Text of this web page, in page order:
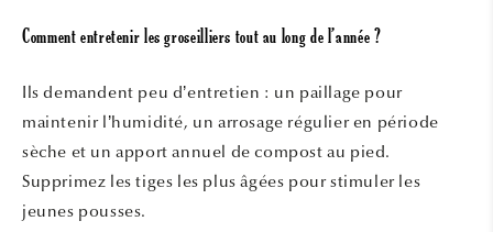
Comment entretenir les groseilliers tout au long de l’année ?
Ils demandent peu d’entretien : un paillage pour
maintenir l’humidité, un arrosage régulier en période
sèche et un apport annuel de compost au pied.
Supprimez les tiges les plus âgées pour stimuler les
jeunes pousses.